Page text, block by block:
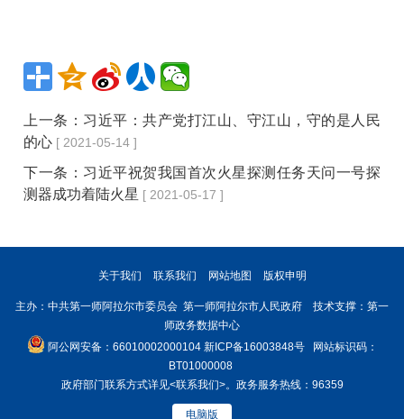
上一条： 习近平：共产党打江山、守江山，守的是人民
的心 [ 2021-05-14 ]
下一条： 习近平祝贺我国首次火星探测任务天问一号探
测器成功着陆火星 [ 2021-05-17 ]
关于我们 联系我们 网站地图 版权申明
主办：中共第一师阿拉尔市委员会 第一师阿拉尔市人民政府 技术支撑：第一
师政务数据中心
阿公网安备：66010002000104 新ICP备16003848号网站标识码：
BT01000008
政府部门联系方式详见<联系我们>。政务服务热线：96359
电脑版